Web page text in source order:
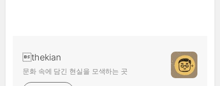
thekian
문화 속에 담긴 현실을 모색하는 곳